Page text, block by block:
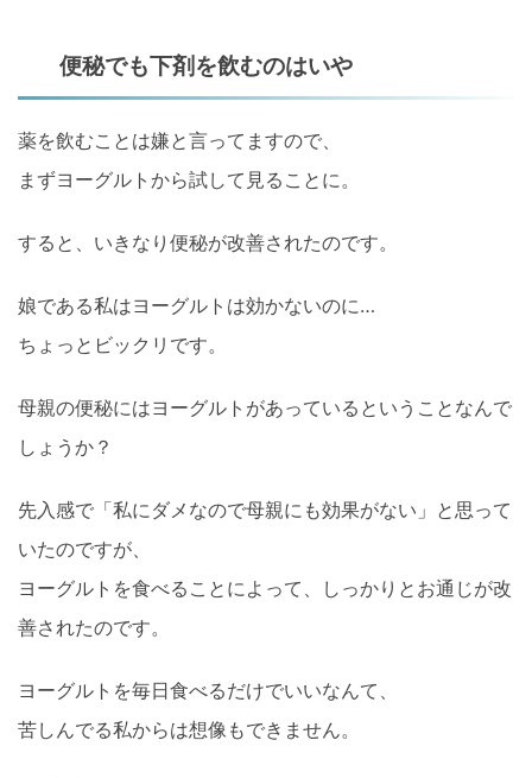
便秘でも下剤を飲むのはいや
薬を飲むことは嫌と言ってますので、
まずヨーグルトから試して見ることに。
すると、いきなり便秘が改善されたのです。
娘である私はヨーグルトは効かないのに…
ちょっとビックリです。
母親の便秘にはヨーグルトがあっているということなんで
しょうか？
先入感で「私にダメなので母親にも効果がない」と思って
いたのですが、
ヨーグルトを食べることによって、しっかりとお通じが改
善されたのです。
ヨーグルトを毎日食べるだけでいいなんて、
苦しんでる私からは想像もできません。